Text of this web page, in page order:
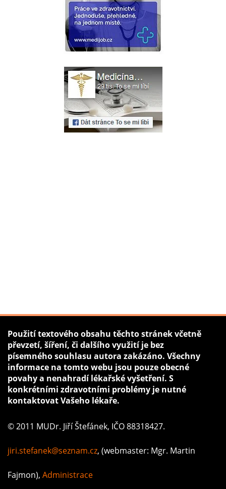
Použití textového obsahu těchto stránek včetně
převzetí, šíření, či dalšího využití je bez
písemného souhlasu autora zakázáno. Všechny
informace na tomto webu jsou pouze obecné
povahy a nenahradí lékařské vyšetření. S
konkrétními zdravotními problémy je nutné
kontaktovat Vašeho lékaře.
© 2011 MUDr. Jiří Štefánek, IČO 88318427.
jiri.stefanek@seznam.cz, (webmaster: Mgr. Martin
Fajmon), Administrace